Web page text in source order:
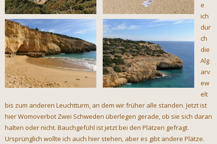
e
ich
dur
ch
die
Alg
arv
ew
elt
bis zum anderen Leuchtturm, an dem wir früher alle standen. Jetzt ist
hier Womoverbot Zwei Schweden überlegen gerade, ob sie sich daran
halten oder nicht. Bauchgefühl ist jetzt bei den Plätzen gefragt.
Ursprünglich wollte ich auch hier stehen, aber es gibt andere Plätze.